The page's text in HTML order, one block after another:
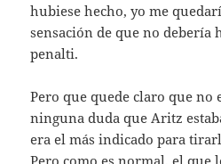
hubiese hecho, yo me
sensación de que no debería
penalti.
Pero que quede claro que no
ninguna duda que Aritz
era el más indicado para